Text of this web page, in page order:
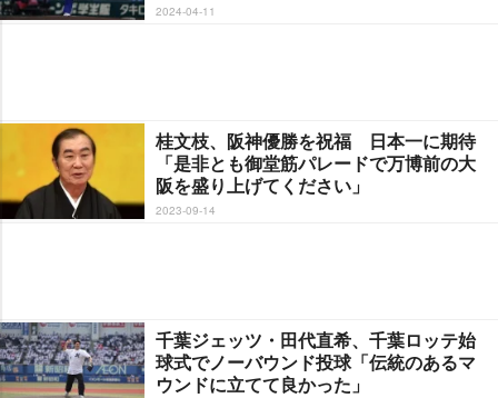
2024-04-11
桂文枝、阪神優勝を祝福 日本一に期待
「是非とも御堂筋パレードで万博前の大
阪を盛り上げてください」
2023-09-14
千葉ジェッツ・田代直希、千葉ロッテ始
球式でノーバウンド投球「伝統のあるマ
ウンドに立てて良かった」